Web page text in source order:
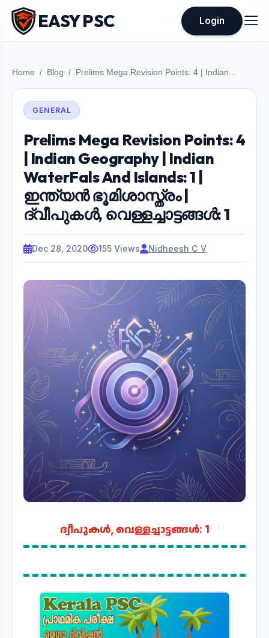
EASY PSC Login
Home Blog Prelims Mega Revision Points: 4 | Indian...
GENERAL
Prelims Mega Revision Points: 4
| Indian Geography | Indian
WaterFals And Islands: 1 |
ഇന്ത്യൻ ഭൂമിശാസ്ത്രം |
ദ്വീപുകൾ, വെള്ളച്ചാട്ടങ്ങൾ: 1
Dec 28, 2020 155 Views Nidheesh C V
ദ്വീപുകൾ, വെള്ളച്ചാട്ടങ്ങൾ: 1